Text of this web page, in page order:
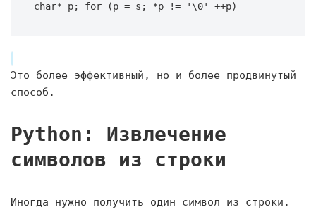
char* p; for (p = s; *p != '\0' ++p)
Это более эффективный, но и более продвинутый
способ.
Python: Извлечение
символов из строки
Иногда нужно получить один символ из строки.